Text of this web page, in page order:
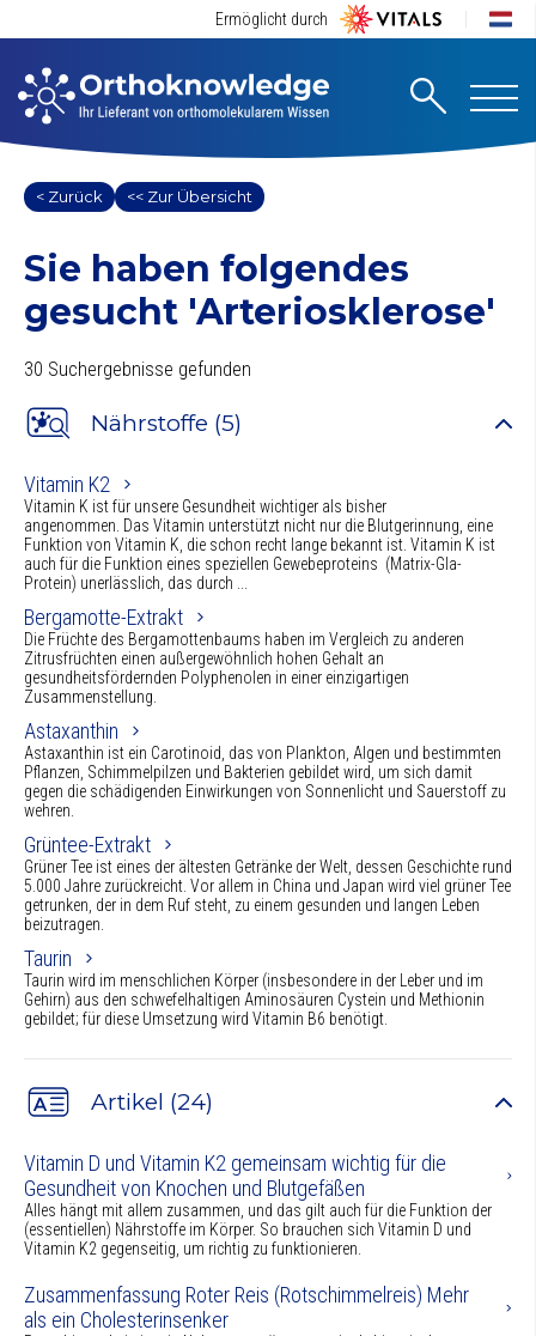
Ermöglicht durch
< Zurück << Zur Übersicht
Sie haben folgendes
gesucht 'Arteriosklerose'
30 Suchergebnisse gefunden
Nährstoffe (5)
Vitamin K2
Vitamin K ist für unsere Gesundheit wichtiger als bisher
angenommen. Das Vitamin unterstützt nicht nur die Blutgerinnung, eine
Funktion von Vitamin K, die schon recht lange bekannt ist. Vitamin K ist
auch für die Funktion eines speziellen Gewebeproteins (Matrix-Gla-
Protein) unerlässlich, das durch ...
Bergamotte-Extrakt
Die Früchte des Bergamottenbaums haben im Vergleich zu anderen
Zitrusfrüchten einen außergewöhnlich hohen Gehalt an
gesundheitsfördernden Polyphenolen in einer einzigartigen
Zusammenstellung.
Astaxanthin
Astaxanthin ist ein Carotinoid, das von Plankton, Algen und bestimmten
Pflanzen, Schimmelpilzen und Bakterien gebildet wird, um sich damit
gegen die schädigenden Einwirkungen von Sonnenlicht und Sauerstoff zu
wehren.
Grüntee-Extrakt
Grüner Tee ist eines der ältesten Getränke der Welt, dessen Geschichte rund
5.000 Jahre zurückreicht. Vor allem in China und Japan wird viel grüner Tee
getrunken, der in dem Ruf steht, zu einem gesunden und langen Leben
beizutragen.
Taurin
Taurin wird im menschlichen Körper (insbesondere in der Leber und im
Gehirn) aus den schwefelhaltigen Aminosäuren Cystein und Methionin
gebildet; für diese Umsetzung wird Vitamin B6 benötigt.
Artikel (24)
Vitamin D und Vitamin K2 gemeinsam wichtig für die
Gesundheit von Knochen und Blutgefäßen
Alles hängt mit allem zusammen, und das gilt auch für die Funktion der
(essentiellen) Nährstoffe im Körper. So brauchen sich Vitamin D und
Vitamin K2 gegenseitig, um richtig zu funktionieren.
Zusammenfassung Roter Reis (Rotschimmelreis) Mehr
als ein Cholesterinsenker